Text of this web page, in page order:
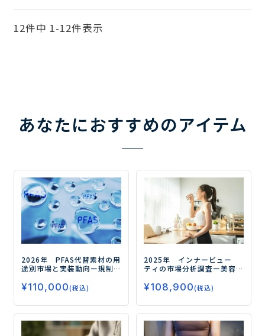
12件中 1-12件表示
あなたにおすすめのアイテム
2026年 PFAS代替素材の用
途別市場と実装動向ー規制
実装力競争の勝ち筋ー
¥110,000(税込)
2025年 インナービュー
ティの市場分析調査ー美容
鍵ー
¥108,900(税込)